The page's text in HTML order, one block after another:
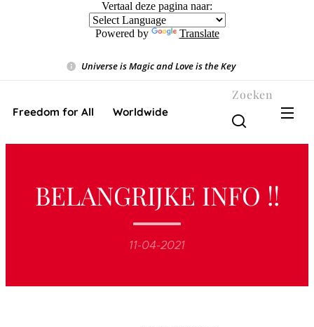
Vertaal deze pagina naar:
Powered by Translate
Universe is Magic and Love is the Key❤️
Freedom for All ❤️ Worldwide
Zoeken
BELANGRIJKE INFO !!
11-04-2021